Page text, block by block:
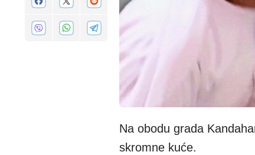
Na obodu grada
skromne kuće.